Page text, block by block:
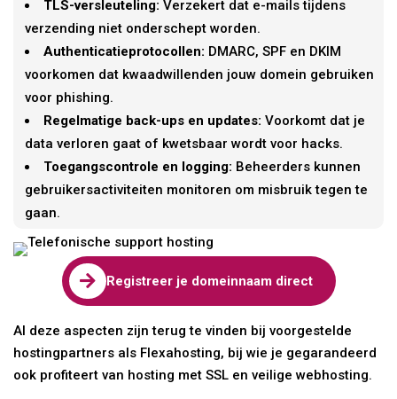
TLS-versleuteling: Verzekert dat e-mails tijdens
verzending niet onderschept worden.
Authenticatieprotocollen: DMARC, SPF en DKIM
voorkomen dat kwaadwillenden jouw domein gebruiken
voor phishing.
Regelmatige back-ups en updates: Voorkomt dat je
data verloren gaat of kwetsbaar wordt voor hacks.
Toegangscontrole en logging: Beheerders kunnen
gebruikersactiviteiten monitoren om misbruik tegen te
gaan.
 Registreer je domeinnaam direct
Al deze aspecten zijn terug te vinden bij voorgestelde
hostingpartners als Flexahosting, bij wie je gegarandeerd
ook profiteert van hosting met SSL en veilige webhosting.